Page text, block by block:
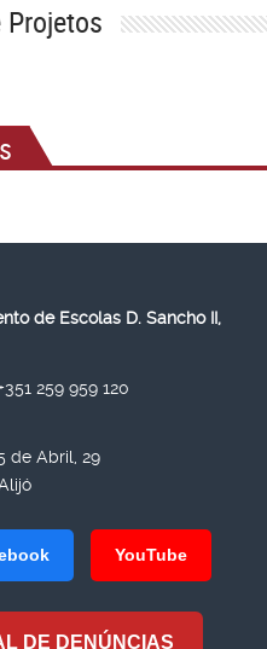
de Escolas D. Sancho II,
259 959 120
de Abril, 29
YouTube
DE DENÚNCIAS